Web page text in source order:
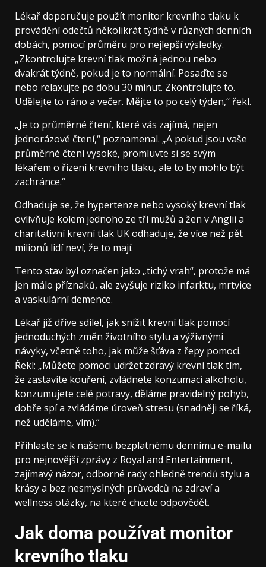
Lékař doporučuje použít monitor krevního tlaku k
provádění odečtů několikrát týdně v různých denních
dobách, pomocí průměru pro nejlepší výsledky.
„Zkontrolujte krevní tlak možná jednou nebo
dvakrát týdně, pokud je to normální. Posaďte se
nebo relaxujte po dobu 30 minut. Zkontrolujte to.
Udělejte to ráno a večer. Mějte to po celý týden,“ řekl.
„Je to průměrné čtení, které vás zajímá, nejen
jednorázové čtení,“ poznamenal. „A pokud jsou vaše
průměrné čtení vysoké, promluvte si se svým
lékařem o řízení krevního tlaku, ale to by mohlo být
zachránce.“
Odhaduje se, že hypertenze nebo vysoký krevní tlak
ovlivňuje kolem jednoho ze tří mužů a žen v Anglii a
charitativní krevní tlak UK odhaduje, že více než pět
milionů lidí neví, že to mají.
Tento stav byl označen jako „tichý vrah“, protože má
jen málo příznaků, ale zvyšuje riziko infarktu, mrtvice
a vaskulární demence.
Lékař již dříve sdílel, jak snížit krevní tlak pomocí
jednoduchých změn životního stylu a výživnými
návyky, včetně toho, jak může šťáva z řepy pomoci.
Řekl: „Můžete pomoci udržet zdravý krevní tlak tím,
že zastavíte kouření, zvládnete konzumaci alkoholu,
konzumujete celé potravy, děláme pravidelný pohyb,
dobře spí a zvládáme úroveň stresu (snadněji se říká,
než uděláme, vím).“
Přihlaste se k našemu bezplatnému dennímu e-mailu
pro nejnovější zprávy z Royal and Entertainment,
zajímavý názor, odborné rady ohledně trendů stylu a
krásy a bez nesmyslných průvodců na zdraví a
wellness otázky, na které chcete odpovědět.
Jak doma používat monitor
krevního tlaku